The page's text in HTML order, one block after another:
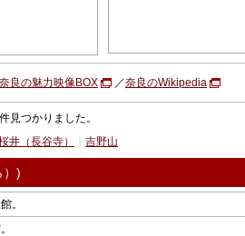
奈良の魅力映像BOX ／奈良のWikipedia
件見つかりました。
井（長谷寺）
吉野山
）)
。